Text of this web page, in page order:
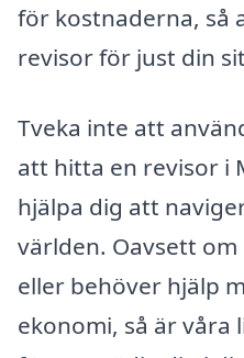
för kostnaderna, så
revisor för just din
Tveka inte att
att hitta en revisor i
hjälpa dig att
världen. Oavsett
eller behöver hjälp
ekonomi, så är